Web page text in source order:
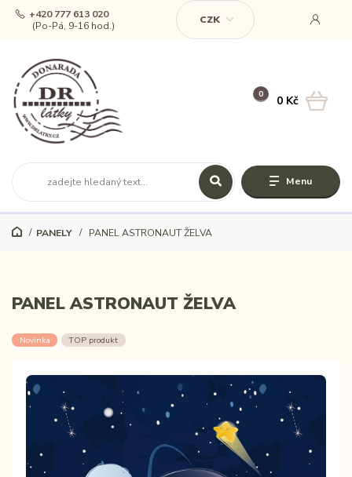
Menu
CZK
+420 777 613 020
(Po-Pá, 9-16 hod.)
0 0 Kč
PANELY PANEL ASTRONAUT ŽELVA
PANEL ASTRONAUT ŽELVA
Novinka TOP produkt